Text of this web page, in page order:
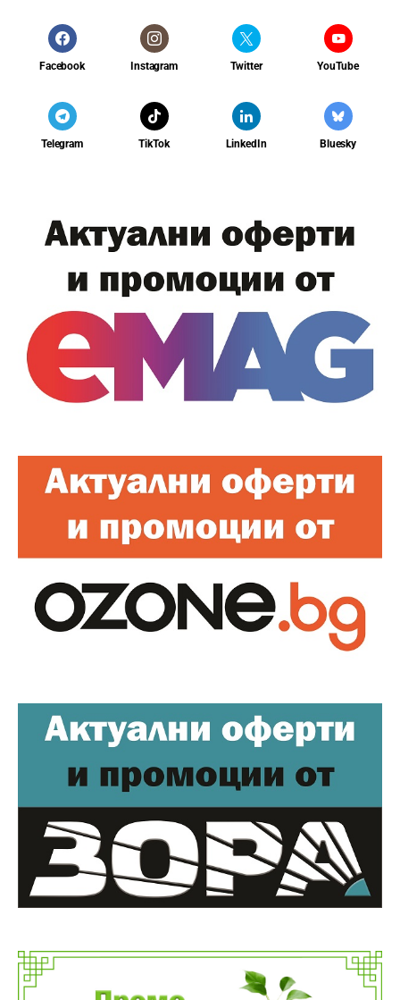
Facebook Instagram Twitter YouTube
Telegram TikTok LinkedIn Bluesky